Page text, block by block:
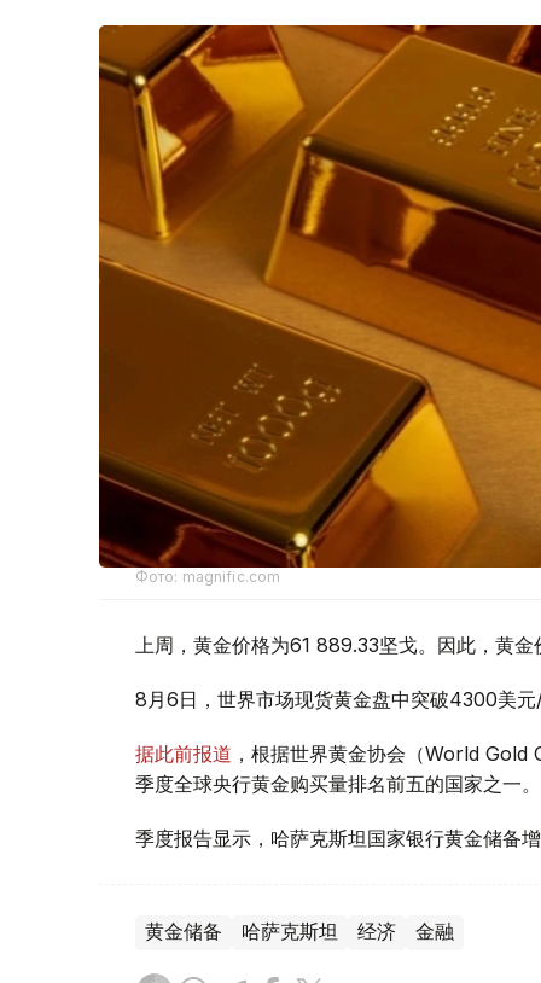
Фото: magnific.com
上周，黄金价格为61 889.33坚戈。因此，黄
8月6日，世界市场现货黄金盘中突破4300美元
据此前报道 ，根据世界黄金协会（World
季度全球央行黄金购买量排名前五的国家之一。
季度报告显示，哈萨克斯坦国家银行黄金储备增
黄金储备 哈萨克斯坦 经济 金融